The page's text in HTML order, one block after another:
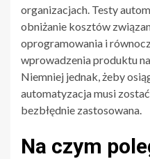
organizacjach. Testy
obniżanie kosztów
oprogramowania i
wprowadzenia produktu
Niemniej jednak, żeby
automatyzacja musi
bezbłędnie zastosowana.
Na czym